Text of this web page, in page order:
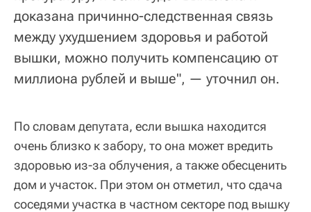
доказана причинно-следственная связь
между ухудшением здоровья и работой
вышки, можно получить компенсацию от
миллиона рублей и выше", — уточнил он.
По словам депутата, если вышка находится
очень близко к забору, то она может вредить
здоровью из-за облучения, а также обесценить
дом и участок. При этом он отметил, что сдача
соседями участка в частном секторе под вышку